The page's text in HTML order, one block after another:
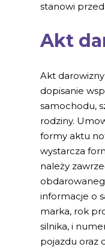
stanowi
Akt
Akt
dopisanie
samochodu,
rodziny.
formy aktu
wystarcza
należy
informacje o
marka, rok
silnika, i
pojazdu oraz